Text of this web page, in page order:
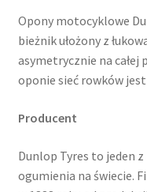
Opony motocyklowe
bieżnik ułożony z
asymetrycznie na
oponie sieć rowków
Producent
Dunlop Tyres to jeden
ogumienia na świecie.